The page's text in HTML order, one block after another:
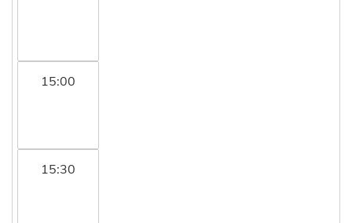
15:00
15:30